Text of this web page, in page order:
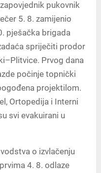
pukovnik
5. 8. zamijenio
pješačka brigada
spriječiti prodor
Prvog dana
počinje topnički
projektilom.
Ortopedija i Interni
svi evakuirani u
o izvlačenju
4. 8. odlaze